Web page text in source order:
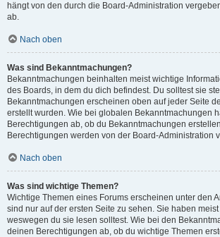
hängt von den durch die Board-Administration
ab.
Nach oben
Was sind Bekanntmachungen?
Bekanntmachungen beinhalten meist wichtige
des Boards, in dem du dich befindest. Du solltest sie
Bekanntmachungen erscheinen oben auf jeder Seite
erstellt wurden. Wie bei globalen Bekanntmachungen
Berechtigungen ab, ob du Bekanntmachungen
Berechtigungen werden von der Board-Administration
Nach oben
Was sind wichtige Themen?
Wichtige Themen eines Forums erscheinen unter den
sind nur auf der ersten Seite zu sehen. Sie haben
weswegen du sie lesen solltest. Wie bei den
deinen Berechtigungen ab, ob du wichtige Themen